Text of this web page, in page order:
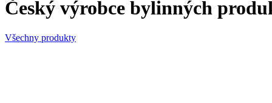
Český výrobce bylinných
Všechny produkty